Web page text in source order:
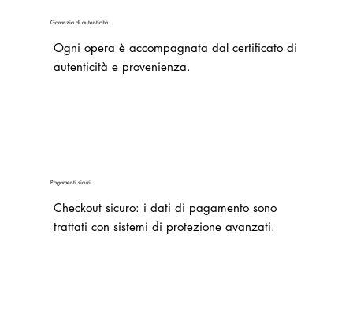
Garanzia di autenticità
Ogni opera è accompagnata dal certificato di
autenticità e provenienza.
Pagamenti sicuri
Checkout sicuro: i dati di pagamento sono
trattati con sistemi di protezione avanzati.